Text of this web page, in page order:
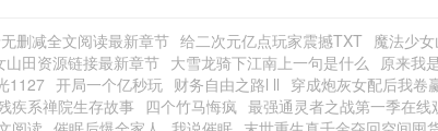
删减全文阅读最新章节 给二次元亿点玩家震撼TXT 魔法少
山田资源链接最新章节 大雪龙骑下江南上一句是什么 原来我
1127 开局一个亿秒玩 财务自由之路l ll 穿成炮灰女配后我卷
疾系禅院生存故事 四个竹马悔疯 最强通灵者之战第一季在线